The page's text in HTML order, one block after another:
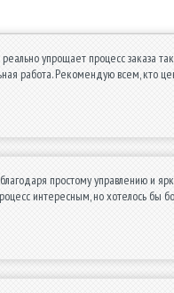
упрощает процесс заказа
работа. Рекомендую всем, кто
простому управлению и
интересным, но хотелось бы